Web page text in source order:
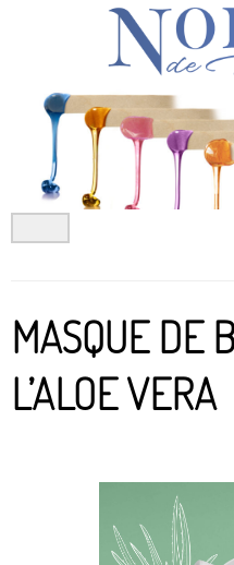
MASQUE DE
L’ALOE VERA